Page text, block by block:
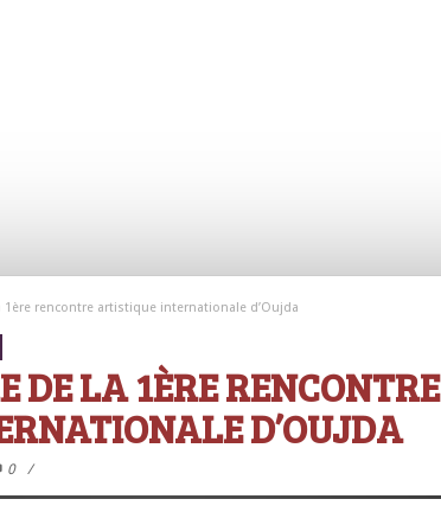
1ère rencontre artistique internationale d’Oujda
DE LA 1ÈRE RENCONTRE
D’OUJDA
0 /